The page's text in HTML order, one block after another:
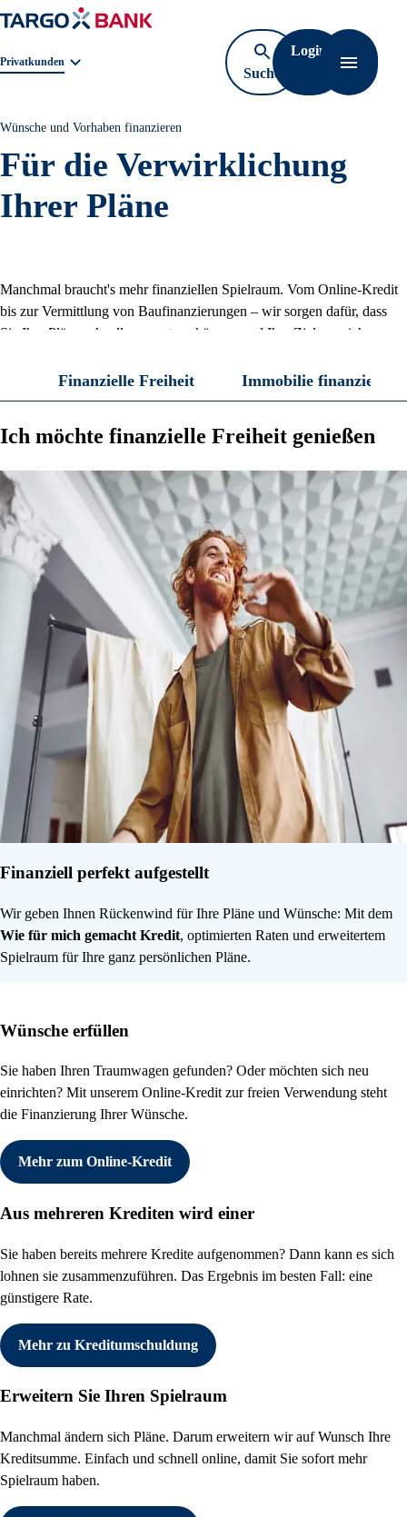
Geschäftsbereichnavigation. Aktuelle Auswahl:
Privatkunden
Suche
öffnen
Login
Wünsche und Vorhaben finanzieren
Für die Verwirklichung
Ihrer Pläne
Manchmal braucht's mehr finanziellen Spielraum. Vom Online-Kredit
bis zur Vermittlung von Baufinanzierungen – wir sorgen dafür, dass
Sie Ihre Pläne schneller umsetzen können und Ihre Ziele erreichen.
Finanzielle Freiheit Immobilie finanzieren
Ich möchte finanzielle Freiheit genießen
Finanziell perfekt aufgestellt
Wir geben Ihnen Rückenwind für Ihre Pläne und Wünsche: Mit dem
Wie für mich gemacht Kredit, optimierten Raten und erweitertem
Spielraum für Ihre ganz persönlichen Pläne.
Wünsche erfüllen
Sie haben Ihren Traumwagen gefunden? Oder möchten sich neu
einrichten? Mit unserem Online-Kredit zur freien Verwendung steht
die Finanzierung Ihrer Wünsche.
Mehr zum Online-Kredit
Aus mehreren Krediten wird einer
Sie haben bereits mehrere Kredite aufgenommen? Dann kann es sich
lohnen sie zusammenzuführen. Das Ergebnis im besten Fall: eine
günstigere Rate.
Mehr zu Kreditumschuldung
Erweitern Sie Ihren Spielraum
Manchmal ändern sich Pläne. Darum erweitern wir auf Wunsch Ihre
Kreditsumme. Einfach und schnell online, damit Sie sofort mehr
Spielraum haben.